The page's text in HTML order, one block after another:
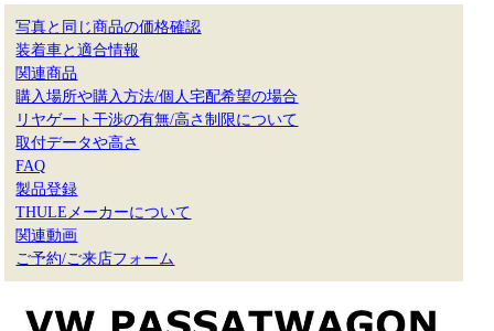
写真と同じ商品の価格確認
装着車と適合情報
関連商品
購入場所や購入方法/個人宅配希望の場合
リヤゲート干渉の有無/高さ制限について
取付データや高さ
FAQ
製品登録
THULEメーカーについて
関連動画
ご予約/ご来店フォーム